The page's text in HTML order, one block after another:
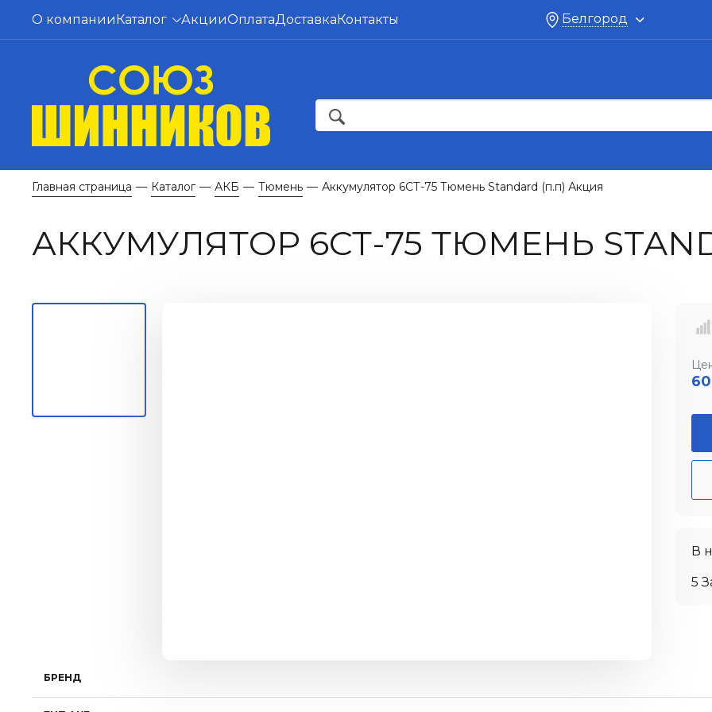
О компанииКаталог АкцииОплатаДоставкаКонтакты Белгород
Главная страница — Каталог — АКБ — Тюмень — Аккумулятор 6СТ-75 Тюмень Standard (п.п) Акция
АККУМУЛЯТОР 6СТ-75 ТЮМЕНЬ
БРЕНД
В
5